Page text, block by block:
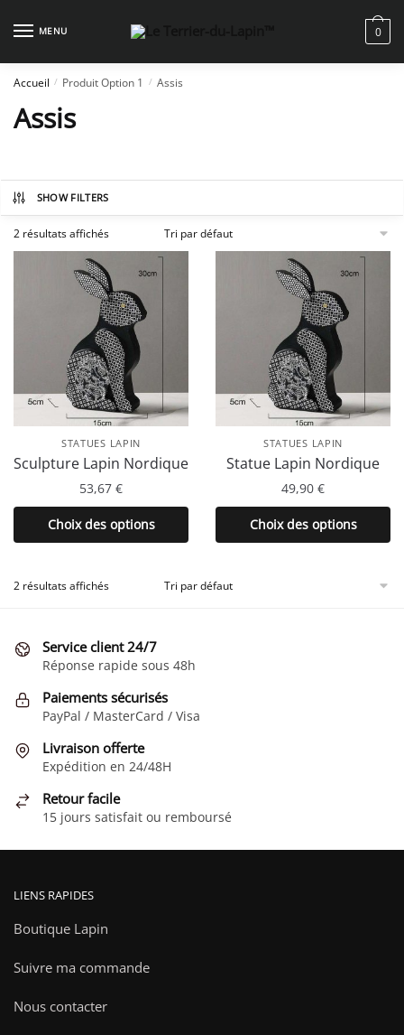
MENU 0
Accueil / Produit Option 1 / Assis
Assis
SHOW FILTERS
2 résultats affichés
STATUES LAPIN
Sculpture Lapin Nordique
53,67 €
Choix des options
Ce
produit
plusieurs
options
peuvent
être
choisies
la
du
produit
STATUES LAPIN
Statue Lapin Nordique
49,90 €
Choix des options
Ce
produit
2 résultats affichés
Service client 24/7
Réponse rapide sous 48h
Paiements sécurisés
PayPal / MasterCard / Visa
Livraison offerte
Expédition en 24/48H
Retour facile
15 jours satisfait ou remboursé
LIENS RAPIDES
Boutique Lapin
Suivre ma commande
Nous contacter